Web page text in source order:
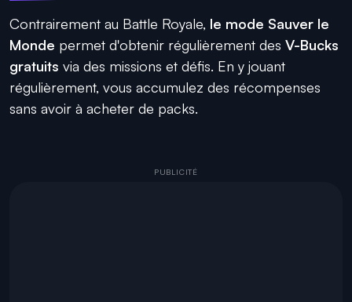
Contrairement au Battle Royale, le mode Sauver le
Monde permet d'obtenir régulièrement des V-Bucks
gratuits via des missions et défis. En y jouant
régulièrement, vous accumulez des récompenses
sans avoir à acheter de packs.